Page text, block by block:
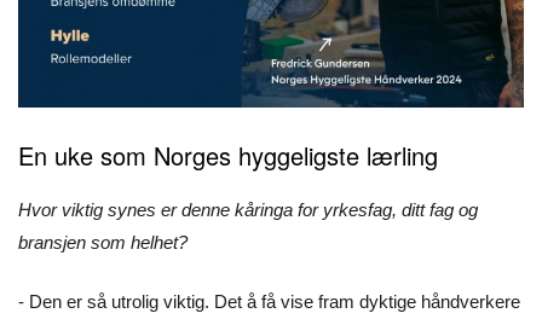
En uke som Norges hyggeligste lærling
Hvor viktig synes er denne kåringa for yrkesfag, ditt fag og
bransjen som helhet?
- Den er så utrolig viktig. Det å få vise fram dyktige håndverkere